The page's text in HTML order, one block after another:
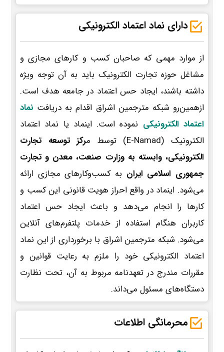
دارای نماد اعتماد الکترونیکی
از موارد مهمی که صاحبان کسب و کارهای مجازی و
مشاغل حوزه تجارت الکترونیک باید به آن توجه ویژه
داشته باشند، ایجاد حس اعتماد در جامعه هدف است.
ازهمین‌رو شبکه مترجمین اشراق اقدام به دریافت نماد
اعتماد الکترونیکی نموده است. اینماد یا نماد اعتماد
الکترونیک (E-Namad) توسط م
رکز توسعه تجارت
الکترونیکی، وابسته به وزارت صنعت، معدن و تجارت
جمهوری اسلامی ایران به کسب‌وکارهای مجازی ارائه
می‌شود. اینماد در واقع احراز هویت قانونی این کسب و
کارها را انجام می‌دهد و باعث ایجاد حس اعتماد
کاربران هنگام استفاده از خدمات پلتفرم‌های آنلاین
می‌شود. شبکه مترجمین اشراق با برخورداری از این نماد
اعتماد الکترونیکی خود را ملزم به رعایت قوانین و
مقررات مندرج در تعهدنامه مربوط به آن، تحت نظارت
دستگاه‌های مسئول می‌داند.
محرمانگی اطلاعات